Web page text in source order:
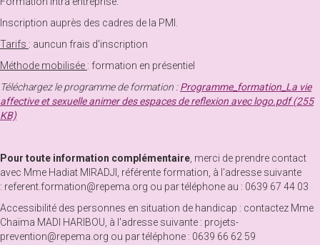
Inscription auprès des cadres de la PMI.
Tarifs : auncun frais d'inscription
Méthode mobilisée : formation en présentiel
Téléchargez le programme de formation :Programme_formation_La vie
affective et sexuelle animer des espaces de reflexion avec logo.pdf (255
KB)
Pour toute information complémentaire, merci de prendre contact
avec Mme Hadiat MIRADJI, référente formation, à l'adresse suivante
: referent.formation@repema.org ou par téléphone au : 0639 67 44 03
Accessibilité des personnes en situation de handicap : contactez Mme
Chaïma MADI HARIBOU, à l'adresse suivante : projets-
prevention@repema.org ou par téléphone : 0639 66 62 59